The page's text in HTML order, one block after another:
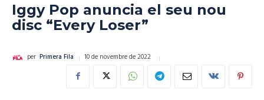
Iggy Pop anuncia el seu nou
disc “Every Loser”
per Primera Fila 10 de novembre de 2022